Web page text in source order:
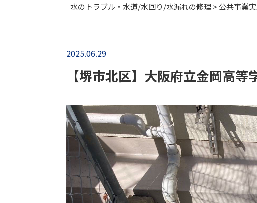
水のトラブル・水道/水回り/水漏れの修理> 公共事業
2025.06.29
【堺市北区】大阪府立金岡高